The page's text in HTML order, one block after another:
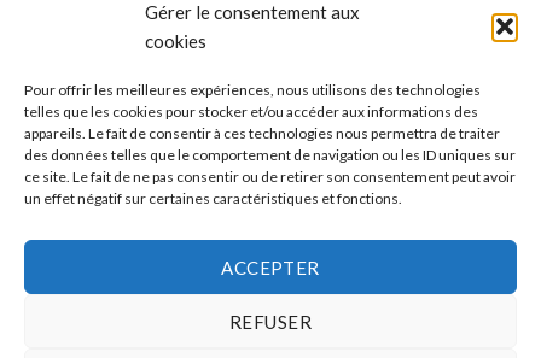
Gérer le consentement aux
cookies
Pour offrir les meilleures expériences, nous utilisons des technologies
telles que les cookies pour stocker et/ou accéder aux informations des
appareils. Le fait de consentir à ces technologies nous permettra de traiter
des données telles que le comportement de navigation ou les ID uniques sur
ce site. Le fait de ne pas consentir ou de retirer son consentement peut avoir
un effet négatif sur certaines caractéristiques et fonctions.
ACCEPTER
REFUSER
ALLO BOX DÉCO
Une question ?